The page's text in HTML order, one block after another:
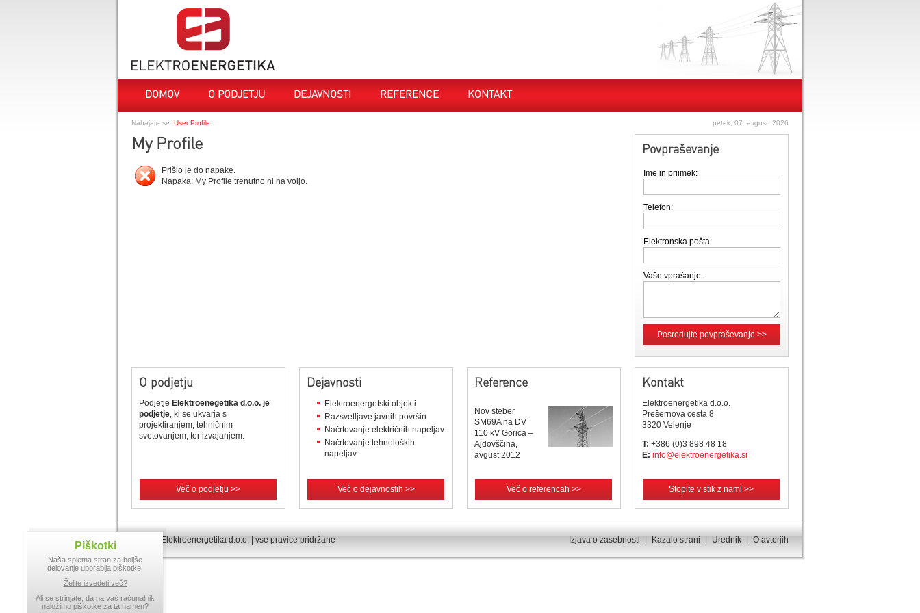
DOMOV O PODJETJU DEJAVNOSTI REFERENCE KONTAKT
Nahajate se: User Profile petek, 07. avgust, 2026
My Profile
Prišlo je do napake.
Napaka: My Profile trenutno ni na voljo.
Povpraševanje
Ime in priimek:
Telefon:
Elektronska pošta:
Vaše vprašanje:
Posredujte povpraševanje >>
O podjetju
Podjetje Elektroenegetika d.o.o. je
podjetje, ki se ukvarja s
projektiranjem, tehničnim
svetovanjem, ter izvajanjem.
Več o podjetju >>
Dejavnosti
Elektroenergetski objekti
Razsvetljave javnih površin
Načrtovanje električnih napeljav
Načrtovanje tehnoloških
napeljav
Več o dejavnostih >>
Reference
Nov steber
SM69A na DV
110 kV Gorica –
Ajdovščina,
avgust 2012
Več o referencah >>
Kontakt
Elektroenergetika d.o.o.
Prešernova cesta 8
3320 Velenje
T: +386 (0)3 898 48 18
E: info@elektroenergetika.si
Stopite v stik z nami >>
© 2013 Elektroenergetika d.o.o. | vse pravice pridržane Izjava o zasebnosti Kazalo strani Urednik O avtorjih
Piškotki
Naša spletna stran za boljše
delovanje uporablja piškotke!
Želite izvedeti več?
Ali se strinjate, da na vaš računalnik
naložimo piškotke za ta namen?